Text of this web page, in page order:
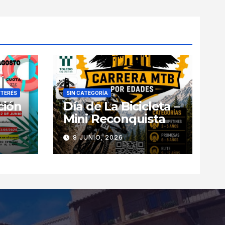
SIN CATEGORÍA
Día de La Bicicleta –
Mini Reconquista
8 JUNIO, 2026